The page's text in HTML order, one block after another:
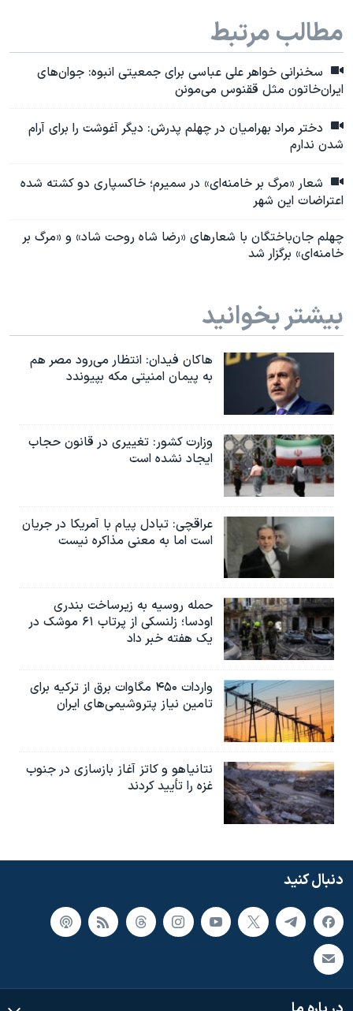
مطالب مرتبط
سخنرانی خواهر علی عباسی برای جمعیتی انبوه: جوان‌های
ایران‌خاتون مثل ققنوس می‌مونن
دختر مراد بهرامیان در چهلم پدرش: دیگر آغوشت را برای آرام
شدن ندارم
شعار «مرگ بر خامنه‌ای» در سمیرم؛ خاکسپاری دو کشته شده
اعتراضات این شهر
چهلم جان‌باختگان با شعارهای «رضا شاه روحت شاد» و «مرگ بر
خامنه‌ای» برگزار شد
بیشتر بخوانید
هاکان فیدان: انتظار می‌رود مصر هم
به پیمان امنیتی مکه بپیوندد
وزارت کشور: تغییری در قانون حجاب
ایجاد نشده است
عراقچی: تبادل پیام با آمریکا در جریان
است اما به معنی مذاکره نیست
حمله روسیه به زیرساخت بندری
اودسا؛ زلنسکی از پرتاب ۶۱ موشک در
یک هفته خبر داد
واردات ۴۵۰ مگاوات برق از ترکیه برای
تامین نیاز پتروشیمی‌های ایران
نتانیاهو و کاتز آغاز بازسازی در جنوب
غزه را تأیید کردند
دنبال کنید